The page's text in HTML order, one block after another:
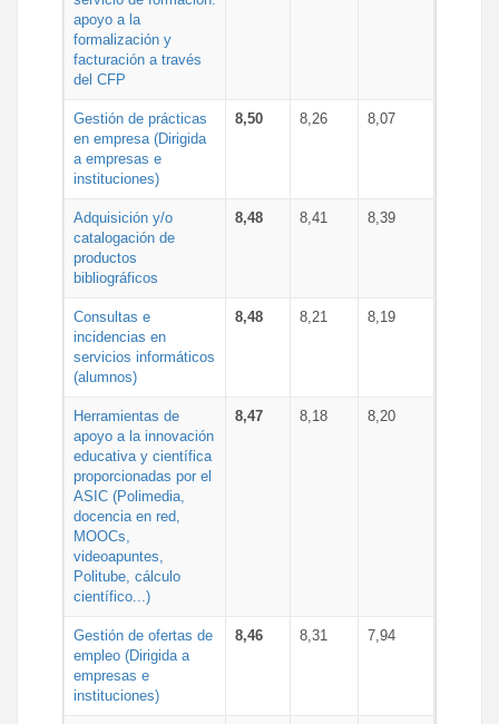
apoyo a la
formalización y
facturación a través
del CFP
Gestión de prácticas
en empresa (Dirigida
a empresas e
instituciones)
8,50 8,26 8,07
Adquisición y/o
catalogación de
productos
bibliográficos
8,48 8,41 8,39
Consultas e
incidencias en
servicios informáticos
(alumnos)
8,48 8,21 8,19
Herramientas de
apoyo a la innovación
educativa y científica
proporcionadas por el
ASIC (Polimedia,
docencia en red,
MOOCs,
videoapuntes,
Politube, cálculo
científico...)
8,47 8,18 8,20
Gestión de ofertas de
empleo (Dirigida a
empresas e
instituciones)
8,46 8,31 7,94